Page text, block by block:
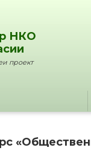
НКО
проект